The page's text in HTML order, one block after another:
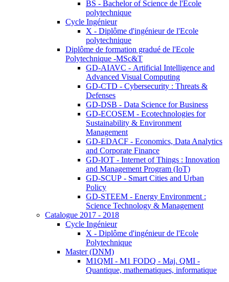
BS - Bachelor of Science de l'Ecole
polytechnique
Cycle Ingénieur
X - Diplôme d'ingénieur de l'Ecole
polytechnique
Diplôme de formation gradué de l'Ecole
Polytechnique -MSc&T
GD-AIAVC - Artificial Intelligence and
Advanced Visual Computing
GD-CTD - Cybersecurity : Threats &
Defenses
GD-DSB - Data Science for Business
GD-ECOSEM - Ecotechnologies for
Sustainability & Environment
Management
GD-EDACF - Economics, Data Analytics
and Corporate Finance
GD-IOT - Internet of Things : Innovation
and Management Program (IoT)
GD-SCUP - Smart Cities and Urban
Policy
GD-STEEM - Energy Environment :
Science Technology & Management
Catalogue 2017 - 2018
Cycle Ingénieur
X - Diplôme d'ingénieur de l'Ecole
Polytechnique
Master (DNM)
M1QMI - M1 FODQ - Maj. QMI -
Quantique, mathematiques, informatique